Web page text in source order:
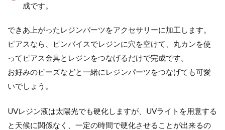
成です。
できあ上がったレジンパーツをアクセサリーに加工します。
ピアスなら、ピンバイスでレジンに穴を空けて、丸カンを使
ってピアス金具とレジンをつなげるだけで完成です。
お好みのビーズなどと一緒にレジンパーツをつなげても可愛
いでしょう。
UVレジン液は太陽光でも硬化しますが、UVライトを用意する
と天候に関係なく、一定の時間で硬化させることが出来るの